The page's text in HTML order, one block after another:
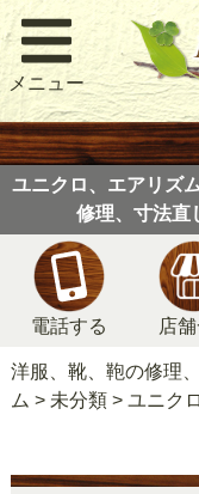
メニュー
ユニクロ、エアリズ
修理、寸法直
電話する 店
洋服、靴、鞄の修理
ム > 未分類> ユニク